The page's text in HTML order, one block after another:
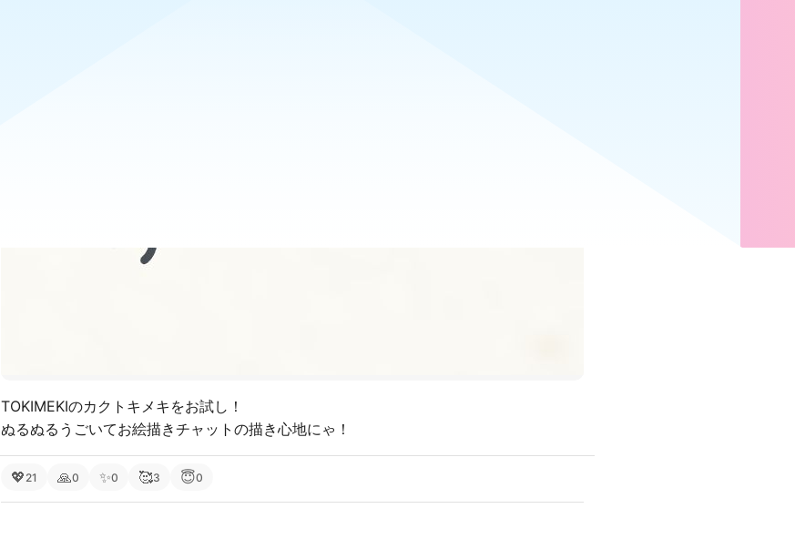
TOKIMEKIのカクトキメキをお試し！
ぬるぬるうごいてお絵描きチャットの描き心地にゃ！
💖 21 🙏0 ✨0 🥰3 😇0